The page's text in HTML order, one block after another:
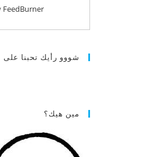
FeedBurner
شووو رأيك تحبنا
مين هيك؟